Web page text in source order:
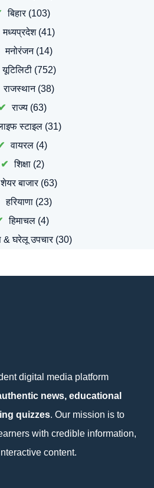
बिहार(103)
मध्यप्रदेश(41)
मनोरंजन(14)
यूटिलिटी(752)
राजस्थान(38)
राज्य(63)
स्टाइल(31)
वायरल (4)
शिक्षा(2)
शेयर बाजार(63)
हरियाणा (23)
हिमाचल (4)
& घरेलू उपचार(30)
digital media platform
news, educational
quizzes. Our mission is to
with credible information,
content.